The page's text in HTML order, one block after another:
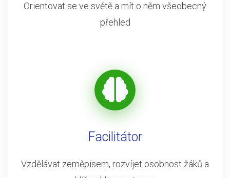
Orientovat se ve světě a mít o něm všeobecný
přehled
Facilitátor
Vzdělávat zeměpisem, rozvíjet osobnost žáků a